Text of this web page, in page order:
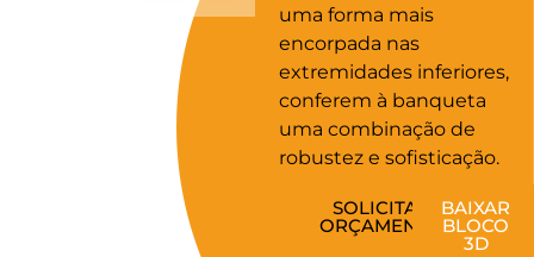
uma forma mais
encorpada nas
extremidades inferiores,
conferem à banqueta
uma combinação de
robustez e sofisticação.
SOLICITAR
ORÇAMENTO
BAIXAR
BLOCO
3D